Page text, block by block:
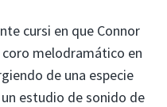
cursi en que Connor
coro melodramático en
de una especie
estudio de sonido de